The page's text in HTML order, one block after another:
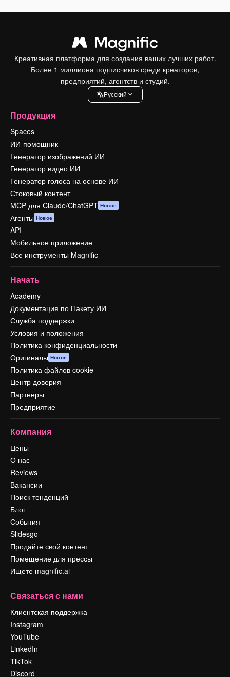
Креативная платформа для создания ваших лучших работ.
Более 1 миллиона подписчиков среди креаторов,
предприятий, агентств и студий.
Pусский
Продукция
Spaces
ИИ-помощник
Генератор изображений ИИ
Генератор видео ИИ
Генератор голоса на основе ИИ
Стоковый контент
MCP для Claude/ChatGPT Новое
Агенты Новое
API
Мобильное приложение
Все инструменты Magnific
Начать
Academy
Документация по Пакету ИИ
Служба поддержки
Условия и положения
Политика конфиденциальности
Оригиналы Новое
Политика файлов cookie
Центр доверия
Партнеры
Предприятие
Компания
Цены
О нас
Reviews
Вакансии
Поиск тенденций
Блог
События
Slidesgo
Продайте свой контент
Помещение для прессы
Ищете magnific.ai
Связаться с нами
Клиентская поддержка
Instagram
YouTube
LinkedIn
TikTok
Discord